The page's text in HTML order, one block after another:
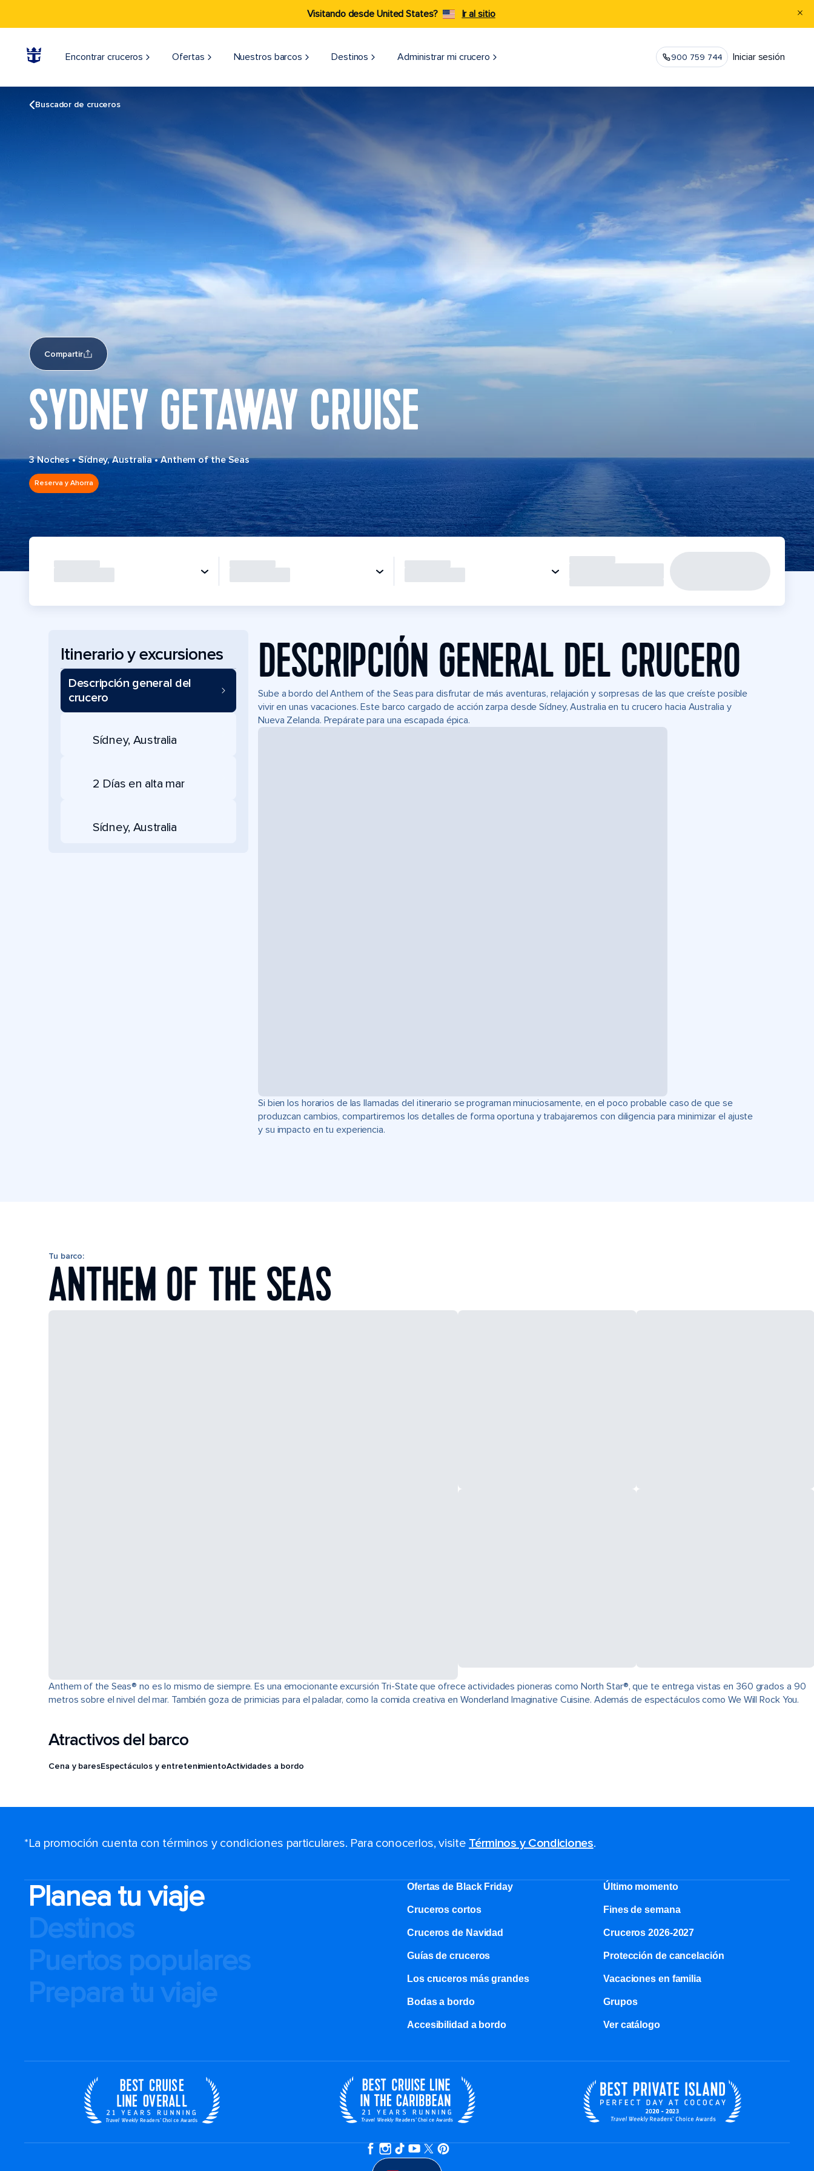
Visitando desde United States? Ir al sitio
Encontrar cruceros Ofertas Nuestros barcos Destinos Administrar mi crucero 900 759 744 Iniciar sesión
Buscador de cruceros
Compartir
SYDNEY GETAWAY CRUISE
3 Noches•Sídney, Australia•Anthem of the Seas
Reserva y Ahorra
Itinerario y excursiones
Descripción general del
crucero
Sídney, Australia
2 Días en alta mar
Sídney, Australia
DESCRIPCIÓN GENERAL DEL CRUCERO
Sube a bordo del Anthem of the Seas para disfrutar de más aventuras, relajación y sorpresas de las que creíste posible
vivir en unas vacaciones. Este barco cargado de acción zarpa desde Sídney, Australia en tu crucero hacia Australia y
Nueva Zelanda. Prepárate para una escapada épica.
Si bien los horarios de las llamadas del itinerario se programan minuciosamente, en el poco probable caso de que se
produzcan cambios, compartiremos los detalles de forma oportuna y trabajaremos con diligencia para minimizar el ajuste
y su impacto en tu experiencia.
Tu barco:
ANTHEM OF THE SEAS
Anthem of the Seas® no es lo mismo de siempre. Es una emocionante excursión Tri-State que ofrece actividades pioneras como North Star®, que te entrega vistas en 360 grados a 90
metros sobre el nivel del mar. También goza de primicias para el paladar, como la comida creativa en Wonderland Imaginative Cuisine. Además de espectáculos como We Will Rock You.
Atractivos del barco
Cena y baresEspectáculos y entretenimientoActividades a bordo
*La promoción cuenta con términos y condiciones particulares. Para conocerlos, visite Términos y Condiciones.
Planea tu viaje
Destinos
Puertos populares
Prepara tu viaje
Ofertas de Black Friday Último momento
Cruceros cortos Fines de semana
Cruceros de Navidad Cruceros 2026-2027
Guías de cruceros Protección de cancelación
Los cruceros más grandes Vacaciones en familia
Bodas a bordo Grupos
Accesibilidad a bordo Ver catálogo